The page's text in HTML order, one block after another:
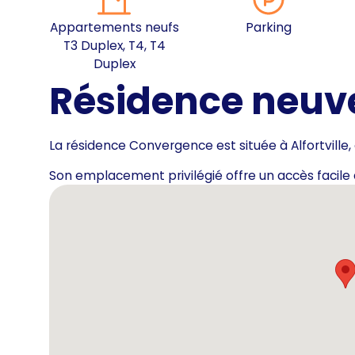
Appartements neufs
T3 Duplex, T4, T4
Duplex
Parking
Résidence
La résidence Convergence est située à
Son emplacement privilégié offre un accès facile